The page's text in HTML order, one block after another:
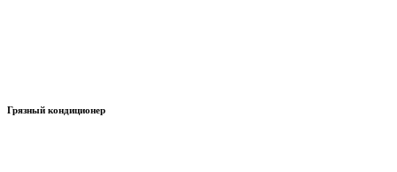
Грязный кондиционер